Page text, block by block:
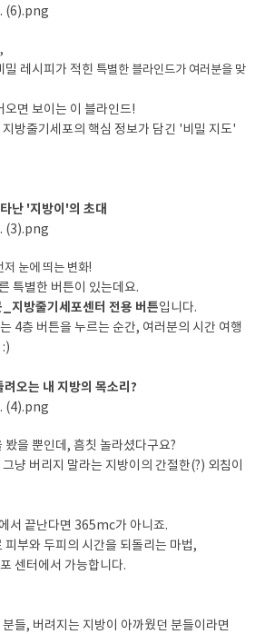
밀 레시피가 적힌 특별한 블라인드가 여러분을 맞
오면 보이는 이 블라인드!
방줄기세포의 핵심 정보가 담긴 '비밀 지도'
난 '지방이'의 초대
눈에 띄는 변화!
특별한 버튼이 있는데요.
지방줄기세포센터 전용 버튼입니다.
4층 버튼을 누르는 순간, 여러분의 시간 여행
려오는 내 지방의 목소리?
봤을 뿐인데, 흠칫 놀라셨다구요?
냥 버리지 말라는 지방이의 간절한(?) 외침이
서 끝난다면 365mc가 아니죠.
피부와 두피의 시간을 되돌리는 마법,
센터에서 가능합니다.
들, 버려지는 지방이 아까웠던 분들이라면